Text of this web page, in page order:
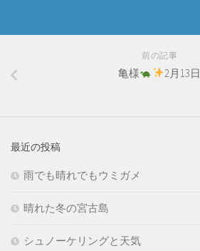
前の記事
亀様 2月13日
最近の投稿
雨でも晴れでもウミガメ
晴れた冬の宮古島
シュノーケリングと天気